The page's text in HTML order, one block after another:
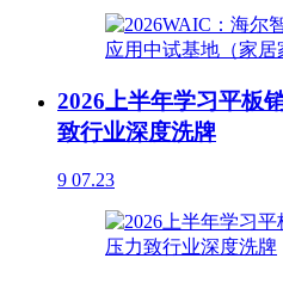
2026上半年学习平板
致行业深度洗牌
9 07.23